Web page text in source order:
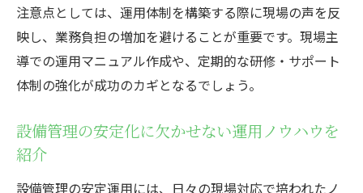
注意点としては、運用体制を構築する際に現場の声を反
映し、業務負担の増加を避けることが重要です。現場主
導での運用マニュアル作成や、定期的な研修・サポート
体制の強化が成功のカギとなるでしょう。
設備管理の安定化に欠かせない運用ノウハウを
紹介
設備管理の安定運用には、日々の現場対応で培われたノ